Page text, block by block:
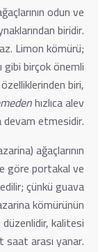
odun ve
biridir.
Limon kömürü;
gibi birçok önemli
biri,
hızlıca alev
etmesidir.
ağaçlarının
göre portakal ve
çünkü guava
kömürünün
düzenlidir, kalitesi
arası yanar.